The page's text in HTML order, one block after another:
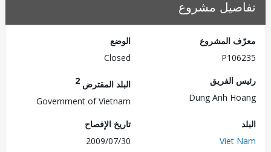
مشروع
المشروع
الفريق
Dung Anh
البلد المقترض
Government of Vietnam
Viet
تاريخ الإفصاح
2009/07/30